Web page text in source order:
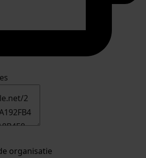
organisatie